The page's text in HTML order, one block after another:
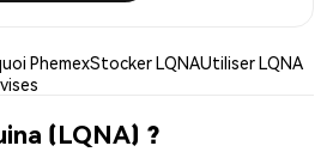
PhemexStocker LQNAUtiliser LQNA
(LQNA) ?